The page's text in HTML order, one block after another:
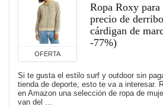
OFERTA
Ropa Roxy
precio de
cárdigan de
-77%)
Si te gusta el estilo surf y outdoor sin
tienda de deporte, esto te va a interesar.
en Amazon una selección de ropa de
van del ...